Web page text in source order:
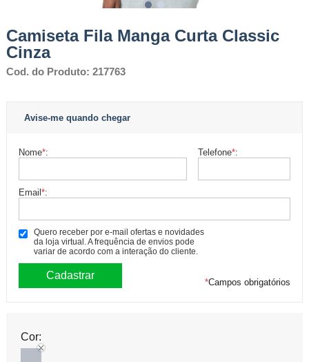
Camiseta Fila Manga Curta Classic
Cinza
Cod. do Produto: 217763
Avise-me quando chegar
Nome*: Telefone*:
Email*:
Quero receber por e-mail ofertas e novidades
da loja virtual. A frequência de envios pode
variar de acordo com a interação do cliente.
*Campos obrigatórios
Cor: